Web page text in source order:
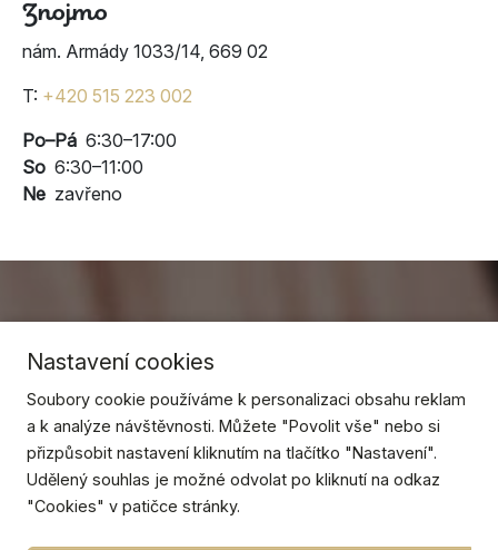
Znojmo
nám. Armády 1033/14, 669 02
T: +420 515 223 002
Po–Pá 6:30–17:00
So 6:30–11:00
Ne zavřeno
Nastavení cookies
Soubory cookie používáme k personalizaci obsahu reklam
a k analýze návštěvnosti. Můžete "Povolit vše" nebo si
přizpůsobit nastavení kliknutím na tlačítko "Nastavení".
Udělený souhlas je možné odvolat po kliknutí na odkaz
"Cookies" v patičce stránky.